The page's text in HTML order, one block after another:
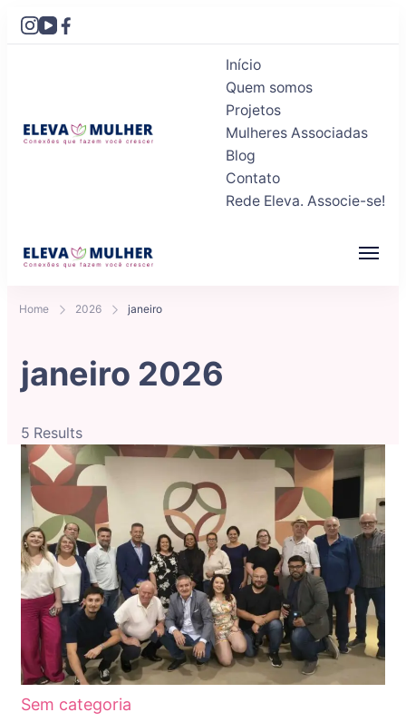
Eleva Mulher
Conexões que fazem você crescer
Início
Quem somos
Projetos
Mulheres Associadas
Blog
Contato
Rede Eleva. Associe-se!
Home 2026 janeiro
janeiro 2026
5 Results
Sem categoria